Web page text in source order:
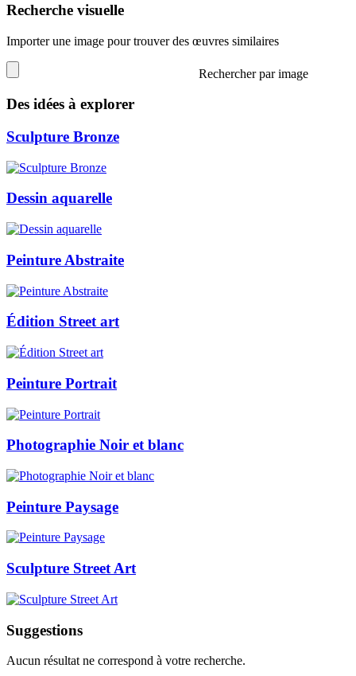
Recherche visuelle
Importer une image pour trouver des œuvres similaires
Rechercher par image
Des idées à explorer
Sculpture Bronze
Dessin aquarelle
Peinture Abstraite
Édition Street art
Peinture Portrait
Photographie Noir et blanc
Peinture Paysage
Sculpture Street Art
Suggestions
Aucun résultat ne correspond à votre recherche.